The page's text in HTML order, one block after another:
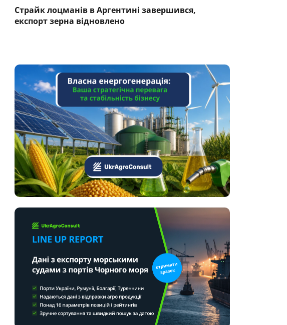
Страйк лоцманів в Аргентині завершився,
експорт зерна відновлено